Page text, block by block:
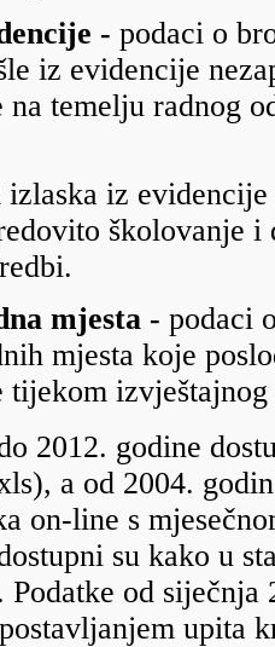
- podaci o
iz evidencije
na temelju radnog
iz
školovanje
mjesta - podaci
mjesta koje
tijekom
2012. godine
a od 2004.
on-line s
su kako u
Podatke od
upita